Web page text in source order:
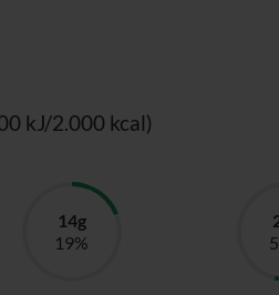
kJ/2.000 kcal)